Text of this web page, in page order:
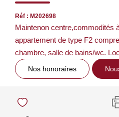
Réf : M202698
Maintenon centre,commodités
appartement de type F2
chambre, salle de bains/wc.
Nos honoraires